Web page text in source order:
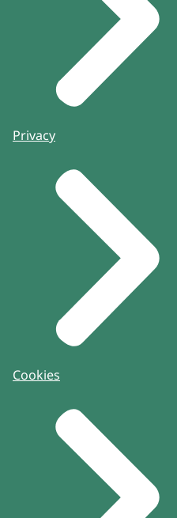
Privacy
Cookies